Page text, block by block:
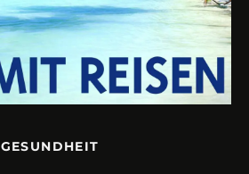
GESUNDHEIT